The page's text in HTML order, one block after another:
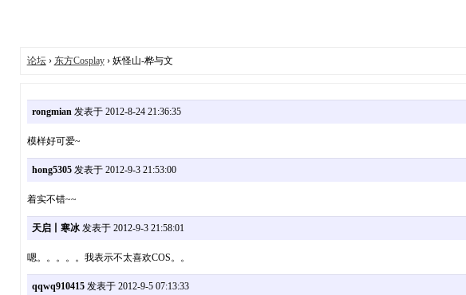
论坛› 东方Cosplay› 妖怪山-桦与文
rongmian发表于 2012-8-24 21:36:35
模样好可爱~
hong5305发表于 2012-9-3 21:53:00
着实不错~~
天启丨寒冰发表于 2012-9-3 21:58:01
嗯。。。。。我表示不太喜欢COS。。
qqwq910415发表于 2012-9-5 07:13:33